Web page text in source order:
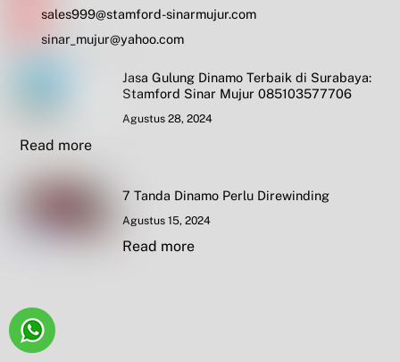
sales999@stamford-sinarmujur.com
sinar_mujur@yahoo.com
Jasa Gulung Dinamo Terbaik di Surabaya:
Stamford Sinar Mujur 085103577706
Agustus 28, 2024
Read more
7 Tanda Dinamo Perlu Direwinding
Agustus 15, 2024
Read more